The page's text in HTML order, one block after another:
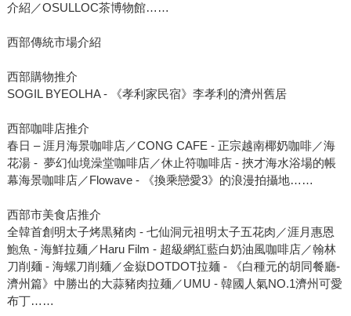
介紹／OSULLOC茶博物館……
西部傳統市場介紹
西部購物推介
SOGIL BYEOLHA - 《孝利家民宿》李孝利的濟州舊居
西部咖啡店推介
春日 – 涯月海景咖啡店／CONG CAFE - 正宗越南椰奶咖啡／海
花湯 - 夢幻仙境澡堂咖啡店／休止符咖啡店 - 挾才海水浴場的帳
幕海景咖啡店／Flowave - 《換乘戀愛3》的浪漫拍攝地……
西部市美食店推介
全韓首創明太子烤黒豬肉 - 七仙洞元祖明太子五花肉／涯月惠恩
鮑魚 - 海鮮拉麺／Haru Film - 超級網紅藍白奶油風咖啡店／翰林
刀削麺 - 海螺刀削麺／金嶽DOTDOT拉麺 - 《白種元的胡同餐廳-
濟州篇》中勝出的大蒜豬肉拉麺／UMU - 韓國人氣NO.1濟州可愛
布丁……